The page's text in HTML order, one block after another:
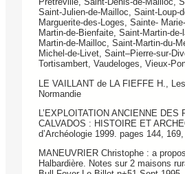
Saint-Ju­lien-de-Mailloc, Saint-Loup-
Marguerite-des-Loges, Sainte-
Martin-de-Bienfaite, Saint-Martin-
Martin-de-Mailloc, Saint-Martin-du-
Michel-de-Livet, Saint–Pierre-sur-
Tortisambert, Vaudeloges, Vieux-
LE VAILLANT de LA FIEFFE H.,
Normandie
L’EXPLOITATION ANCIENNE DES
CALVADOS : HISTOIRE ET
d’Archéologie 1999. pages 144,
MANEUVRIER Christophe : a
Halbardière. Notes sur 2 maisons